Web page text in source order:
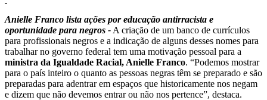
Anielle Franco lista ações por educação antirracista e
oportunidade para negros - A criação de um banco de currículos
para profissionais negros e a indicação de alguns desses nomes para
trabalhar no governo federal tem uma motivação pessoal para a
ministra da Igualdade Racial, Anielle Franco. “Podemos mostrar
para o país inteiro o quanto as pessoas negras têm se preparado e são
preparadas para adentrar em espaços que historicamente nos negam
e dizem que não devemos entrar ou não nos pertence”, destaca.